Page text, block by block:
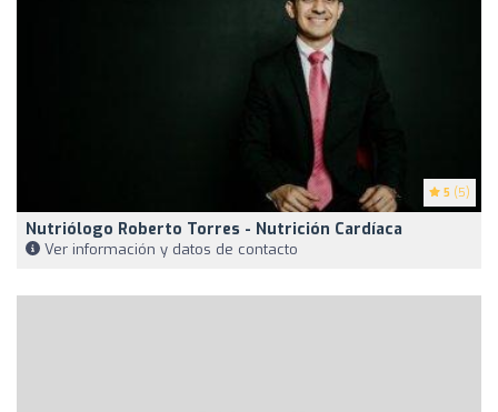
5 (5)
Nutriólogo Roberto Torres - Nutrición Cardíaca
Ver información y datos de contacto